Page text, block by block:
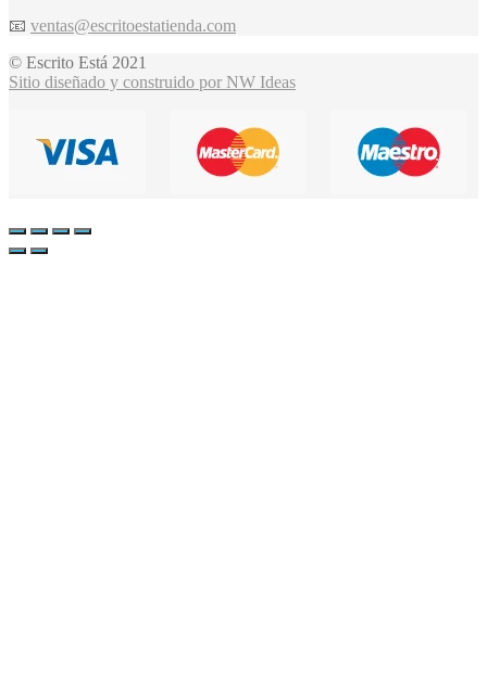
📧 ventas@escritoestatienda.com
© Escrito Está 2021
Sitio diseñado y construido por NW Ideas